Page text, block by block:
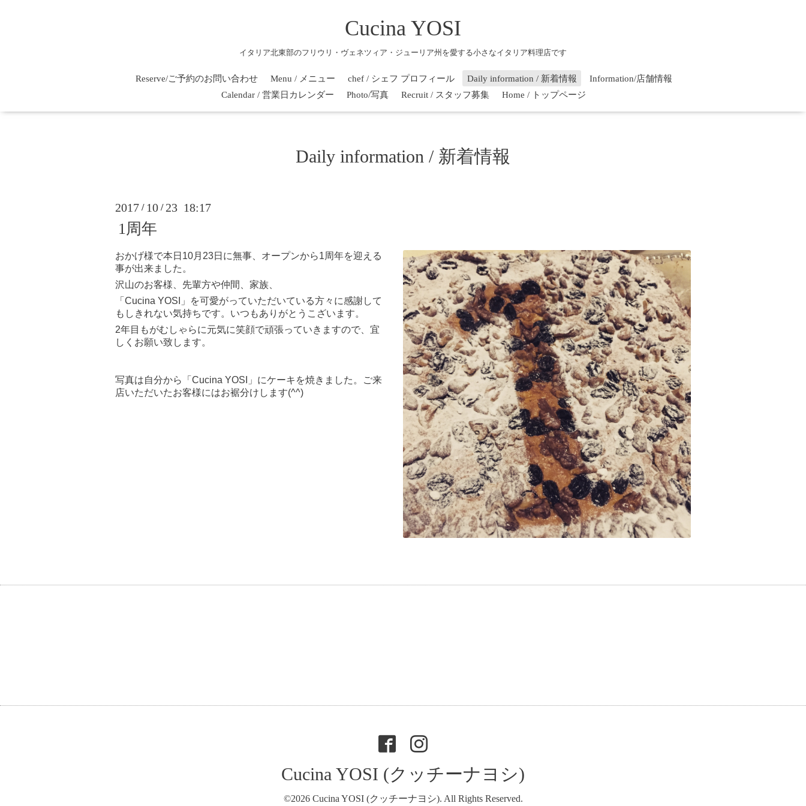
Cucina YOSI
イタリア北東部のフリウリ・ヴェネツィア・ジューリア州を愛する小さなイタリア料理店です
Reserve/ご予約のお問い合わせ Menu / メニュー chef / シェフ プロフィール Daily information / 新着情報
Information/店舗情報
Calendar / 営業日カレンダー
Photo/写真 Recruit / スタッフ募集 Home / トップページ
Daily information / 新着情報
2017 / 10 / 23 18:17
1周年
おかげ様で本日10月23日に無事、オープンから1周年を迎える
事が出来ました。
沢山のお客様、先輩方や仲間、家族、
「Cucina YOSI」を可愛がっていただいている方々に感謝して
もしきれない気持ちです。いつもありがとうこざいます。
2年目もがむしゃらに元気に笑顔で頑張っていきますので、宜
しくお願い致します。
写真は自分から「Cucina YOSI」にケーキを焼きました。ご来
店いただいたお客様にはお裾分けします(^^)
Cucina YOSI (クッチーナヨシ)
©2026 Cucina YOSI (クッチーナヨシ). All Rights Reserved.